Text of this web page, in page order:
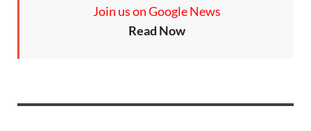
Join us on Google News
Read Now